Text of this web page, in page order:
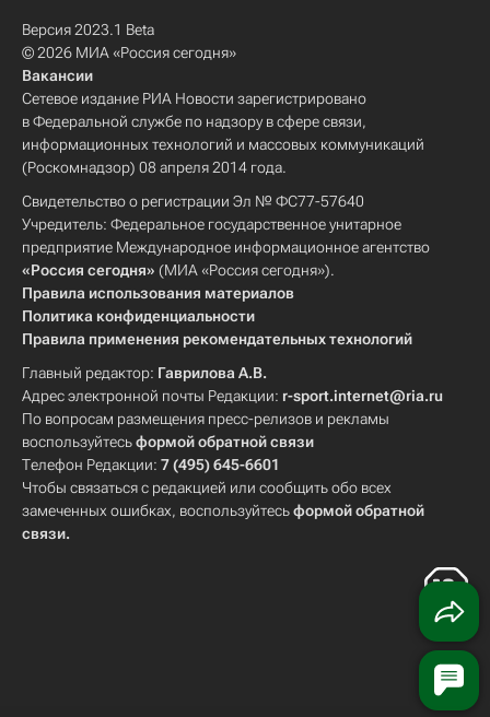
Версия 2023.1 Beta
© 2026 МИА «Россия сегодня»
Вакансии
Сетевое издание РИА Новости зарегистрировано
в Федеральной службе по надзору в сфере связи,
информационных технологий и массовых коммуникаций
(Роскомнадзор) 08 апреля 2014 года.
Свидетельство о регистрации Эл № ФС77-57640
Учредитель: Федеральное государственное унитарное
предприятие Международное информационное агентство
«Россия сегодня» (МИА «Россия сегодня»).
Правила использования материалов
Политика конфиденциальности
Правила применения рекомендательных технологий
Главный редактор: Гаврилова А.В.
Адрес электронной почты Редакции: r-sport.internet@ria.ru
По вопросам размещения пресс-релизов и рекламы
воспользуйтесьформой обратной связи
Телефон Редакции: 7 (495) 645-6601
Чтобы связаться с редакцией или сообщить обо всех
замеченных ошибках, воспользуйтесьформой обратной
связи.